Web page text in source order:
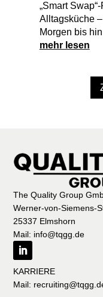
„Smart
Alltagsküche
Morgen bis
mehr lesen
The Quality Group
Werner-von-Siemens-
25337 Elmshorn
Mail: info@tqgg.de
KARRIERE
Mail: